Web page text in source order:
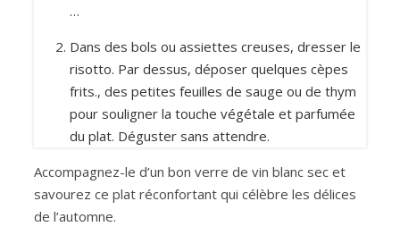
…
Dans des bols ou assiettes creuses, dresser le
risotto. Par dessus, déposer quelques cèpes
frits., des petites feuilles de sauge ou de thym
pour souligner la touche végétale et parfumée
du plat. Déguster sans attendre.
Accompagnez-le d’un bon verre de vin blanc sec et
savourez ce plat réconfortant qui célèbre les délices
de l’automne.